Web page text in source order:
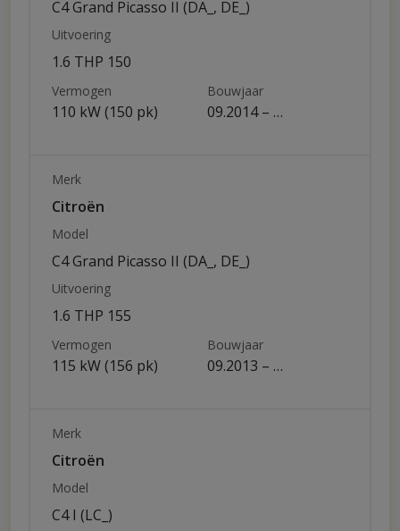
C4 Grand Picasso II (DA_, DE_)
Uitvoering
1.6 THP 150
Vermogen
110 kW (150 pk)
Bouwjaar
09.2014 – …
Merk
Citroën
Model
C4 Grand Picasso II (DA_, DE_)
Uitvoering
1.6 THP 155
Vermogen
115 kW (156 pk)
Bouwjaar
09.2013 – …
Merk
Citroën
Model
C4 I (LC_)